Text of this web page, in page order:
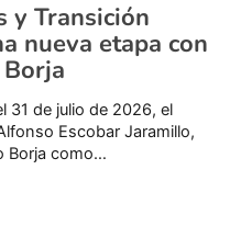
y Transición
nueva etapa con
31 de julio de 2026, el
Escobar Jaramillo,
Borja como…